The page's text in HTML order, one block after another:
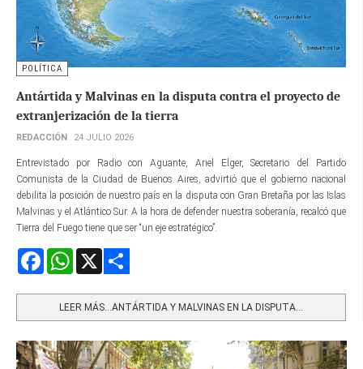
POLÍTICA
Antártida y Malvinas en la disputa contra el proyecto de
extranjerización de la tierra
REDACCIÓN 24 JULIO 2026
Entrevistado por Radio con Aguante, Ariel Elger, Secretario del Partido
Comunista de la Ciudad de Buenos Aires, advirtió que el gobierno nacional
debilita la posición de nuestro país en la disputa con Gran Bretaña por las Islas
Malvinas y el Atlántico Sur. A la hora de defender nuestra soberanía, recalcó que
Tierra del Fuego tiene que ser “un eje estratégico”.
FacebookWhatsApp
LEER MÁS…ANTÁRTIDA Y MALVINAS EN LA DISPUTA...